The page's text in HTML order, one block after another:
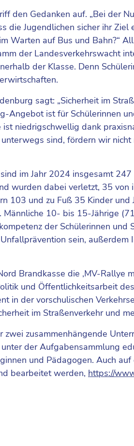
den Gedanken auf. „Bei der
die Jugendlichen sicher ihr
Warten auf Bus und Bahn?“
der Landesverkehrswacht
der Klasse. Denn
sagt: „Sicherheit im
Angebot ist für Schülerinnen
niedrigschwellig dank
sind, fördern wir
im Jahr 2024 insgesamt
wurden dabei verletzt, 35
103 und zu Fuß 35 Kinder
10- bis 15-Jährige
der Schülerinnen
sein,
Brandkasse die ‚MV-Rallye
und Öffentlichkeitsarbeit
in der vorschulischen
im Straßenverkehr und
zwei zusammenhängende
der Aufgabensammlung
und Pädagogen. Auch
bearbeitet werden, https://